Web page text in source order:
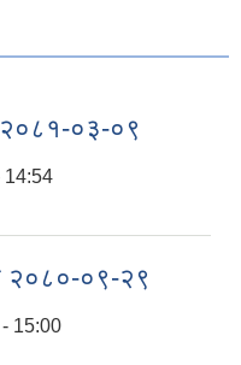
२०८१-०३-०९
14:54
२०८०-०९-२९
15:00